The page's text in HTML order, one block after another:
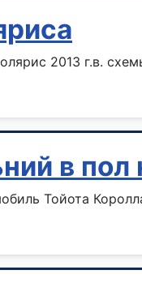
2013 г.в.
в
Тойота